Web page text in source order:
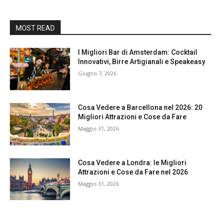
MOST READ
I Migliori Bar di Amsterdam: Cocktail
Innovativi, Birre Artigianali e Speakeasy
Giugno 7, 2026
Cosa Vedere a Barcellona nel 2026: 20
Migliori Attrazioni e Cose da Fare
Maggio 31, 2026
Cosa Vedere a Londra: le Migliori
Attrazioni e Cose da Fare nel 2026
Maggio 31, 2026